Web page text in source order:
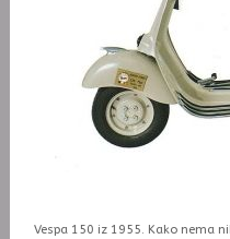
Vespa 150 iz 1955. Kako nema